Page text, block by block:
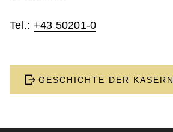
Tel.: +43 50201-0
GESCHICHTE DER